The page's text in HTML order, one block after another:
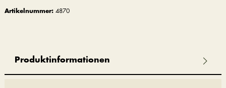
Artikelnummer: 4870
Produktinformationen